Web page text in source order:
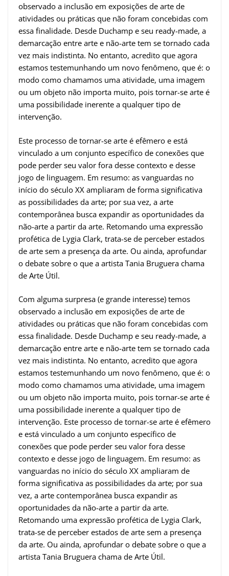
observado a inclusão em exposições de arte de
atividades ou práticas que não foram concebidas com
essa finalidade. Desde Duchamp e seu ready-made, a
demarcação entre arte e não-arte tem se tornado cada
vez mais indistinta. No entanto, acredito que agora
estamos testemunhando um novo fenômeno, que é: o
modo como chamamos uma atividade, uma imagem
ou um objeto não importa muito, pois tornar-se arte é
uma possibilidade inerente a qualquer tipo de
intervenção.
Este processo de tornar-se arte é efêmero e está
vinculado a um conjunto específico de conexões que
pode perder seu valor fora desse contexto e desse
jogo de linguagem. Em resumo: as vanguardas no
início do século XX ampliaram de forma significativa
as possibilidades da arte; por sua vez, a arte
contemporânea busca expandir as oportunidades da
não-arte a partir da arte. Retomando uma expressão
profética de Lygia Clark, trata-se de perceber estados
de arte sem a presença da arte. Ou ainda, aprofundar
o debate sobre o que a artista Tania Bruguera chama
de Arte Útil.
Com alguma surpresa (e grande interesse) temos
observado a inclusão em exposições de arte de
atividades ou práticas que não foram concebidas com
essa finalidade. Desde Duchamp e seu ready-made, a
demarcação entre arte e não-arte tem se tornado cada
vez mais indistinta. No entanto, acredito que agora
estamos testemunhando um novo fenômeno, que é: o
modo como chamamos uma atividade, uma imagem
ou um objeto não importa muito, pois tornar-se arte é
uma possibilidade inerente a qualquer tipo de
intervenção. Este processo de tornar-se arte é efêmero
e está vinculado a um conjunto específico de
conexões que pode perder seu valor fora desse
contexto e desse jogo de linguagem. Em resumo: as
vanguardas no início do século XX ampliaram de
forma significativa as possibilidades da arte; por sua
vez, a arte contemporânea busca expandir as
oportunidades da não-arte a partir da arte.
Retomando uma expressão profética de Lygia Clark,
trata-se de perceber estados de arte sem a presença
da arte. Ou ainda, aprofundar o debate sobre o que a
artista Tania Bruguera chama de Arte Útil.